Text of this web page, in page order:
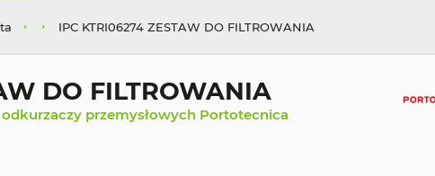
IPC KTRI06274 ZESTAW DO FILTROWANIA
DO FILTROWANIA
przemysłowych Portotecnica